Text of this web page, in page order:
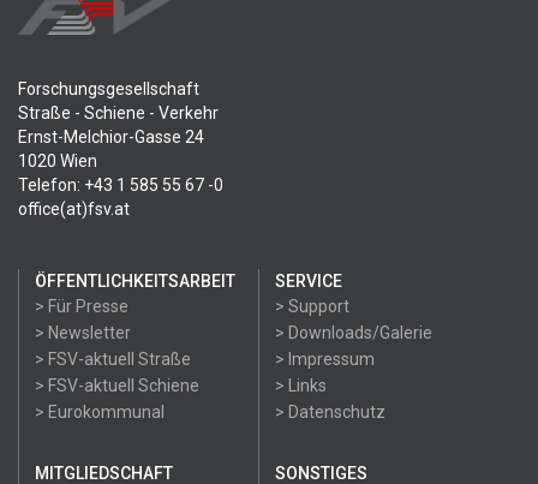
Forschungsgesellschaft
Straße - Schiene - Verkehr
Ernst-Melchior-Gasse 24
1020 Wien
Telefon: +43 1 585 55 67 -0
office(at)fsv.at
ÖFFENTLICHKEITSARBEIT
> Für Presse
> Newsletter
> FSV-aktuell Straße
> FSV-aktuell Schiene
> Eurokommunal
SERVICE
> Support
> Downloads/Galerie
> Impressum
> Links
> Datenschutz
MITGLIEDSCHAFT SONSTIGES